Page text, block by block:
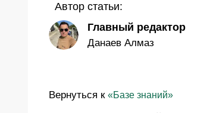
Автор статьи:
Главный редактор
Данаев Алмаз
Вернуться к «Базе знаний»